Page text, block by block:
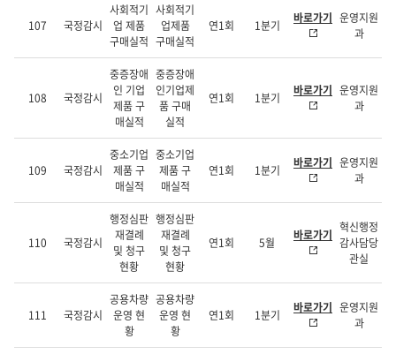
107 국정감시
사회적기
업 제품
구매실적
사회적기
업제품
구매실적
연1회 1분기 바로가기 운영지원
과
108 국정감시
중증장애
인 기업
제품 구
매실적
중증장애
인기업제
품 구매
실적
연1회 1분기 바로가기 운영지원
과
109 국정감시
중소기업
제품 구
매실적
중소기업
제품 구
매실적
연1회 1분기 바로가기 운영지원
과
110 국정감시
행정심판
재결례
및 청구
현황
행정심판
재결례
및 청구
현황
연1회 5월 바로가기 혁신행정
감사담당
관실
111 국정감시
공용차량
운영 현
황
공용차량
운영 현
황
연1회 1분기 바로가기 운영지원
과